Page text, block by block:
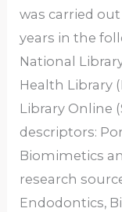
was carried
years in the
National
Health Library
Library Online
descriptors:
Biomimetics
research
Endodontics,